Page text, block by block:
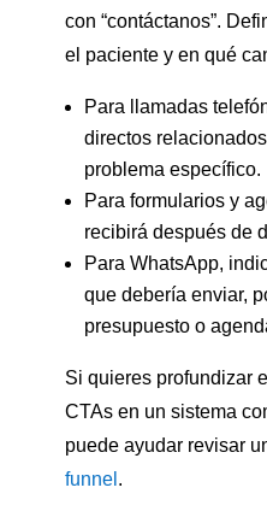
con “contáctanos”.
el paciente y en qué
Para llamadas
directos
problema específico.
Para formularios y
recibirá después de
Para WhatsApp,
que debería enviar,
presupuesto o
Si quieres profundizar
CTAs en un sistema
puede ayudar revisar
funnel .